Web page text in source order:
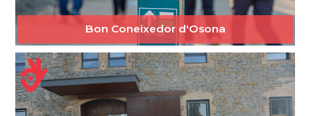
Bon Coneixedor d'Osona